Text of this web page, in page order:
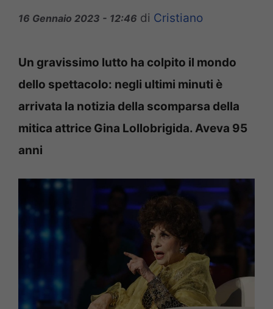
16 Gennaio 2023 - 12:46 di Cristiano
Un gravissimo lutto ha colpito il mondo
dello spettacolo: negli ultimi minuti è
arrivata la notizia della scomparsa della
mitica attrice Gina Lollobrigida. Aveva 95
anni